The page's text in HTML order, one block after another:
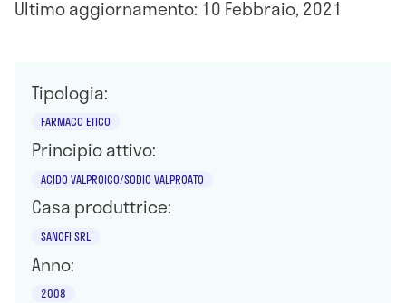
Ultimo aggiornamento: 10 Febbraio, 2021
Tipologia:
FARMACO ETICO
Principio attivo:
ACIDO VALPROICO/SODIO VALPROATO
Casa produttrice:
SANOFI SRL
Anno:
2008